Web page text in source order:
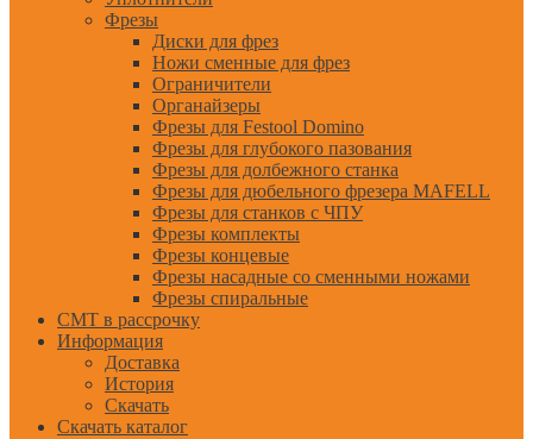
Фрезы
Диски для фрез
Ножи сменные для фрез
Ограничители
Органайзеры
Фрезы для Festool Domino
Фрезы для глубокого пазования
Фрезы для долбежного станка
Фрезы для дюбельного фрезера MAFELL
Фрезы для станков с ЧПУ
Фрезы комплекты
Фрезы концевые
Фрезы насадные со сменными ножами
Фрезы спиральные
CMT в рассрочку
Информация
Доставка
История
Скачать
Скачать каталог